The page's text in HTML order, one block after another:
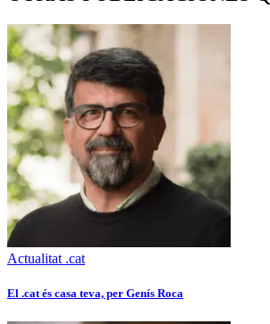
Actualitat .cat
El .cat és casa teva, per Genís Roca